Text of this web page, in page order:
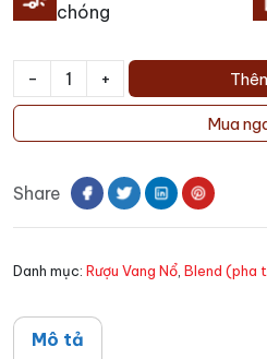
chóng
-
Rượu
Nổ
Sparking
lượng
+
Mua
Share
Danh mục: Rượu Vang Nổ, Blend (pha
Mô tả